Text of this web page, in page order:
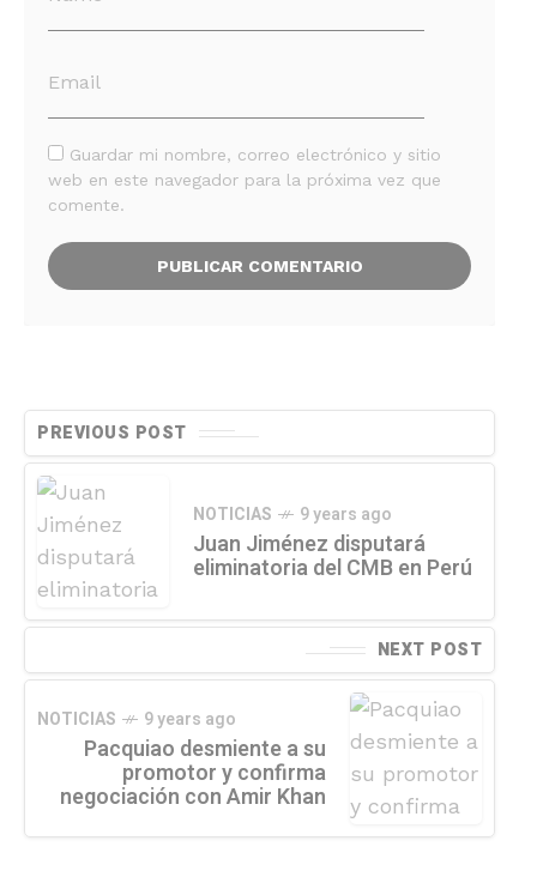
Guardar mi nombre, correo electrónico y sitio
web en este navegador para la próxima vez que
comente.
PREVIOUS POST
NOTICIAS 9 years ago
Juan Jiménez disputará
eliminatoria del CMB en Perú
NEXT POST
NOTICIAS 9 years ago
Pacquiao desmiente a su
promotor y confirma
negociación con Amir Khan